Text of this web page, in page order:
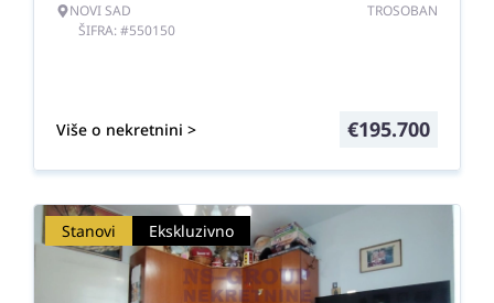
NOVI SAD
ŠIFRA: #550150
TROSOBAN
Više o nekretnini > €195.700
Stanovi Ekskluzivno